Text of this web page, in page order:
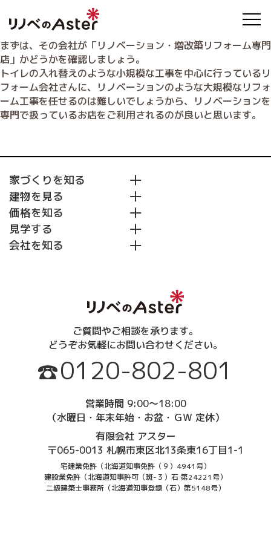
まずは、その会社が「リノベーション・増改築リフォーム専門
店」かどうかを確認しましょう。
トイレの入れ替えのような小規模な工事を中心に行っているリ
フォーム会社さんに、リノベーションのような大規模なリフォ
ーム工事を任せるのは難しいでしょうから、リノベーションを
専門で扱っているお店をご利用されるのが良いと思います。
家づくりを知る
リノベのAsterとは
耐震２倍
断熱２倍
収納２倍
初めてのリノベーションガイド
小屋裏調査
補助金情報
建物を見る
施工事例
住まいの3Dデザイン集
価格を知る
リノベーションプラン
見学する
モデルハウス&ショールーム
会社を知る
ご質問やご相談を承ります。
どうぞお気軽にお問い合わせください。
0120-802-801
営業時間 9:00～18:00
（水曜日・年末年始・お盆・ＧＷ 定休）
有限会社 アスター
〒065-0013 札幌市東区北13条東16丁目1-1
宅建業免許（北海道知事免許（９）4941号）
建設業免許（北海道知事許可（斑-３）石 第24221号）
二級建築士事務所（北海道知事登録（石）第5148号）